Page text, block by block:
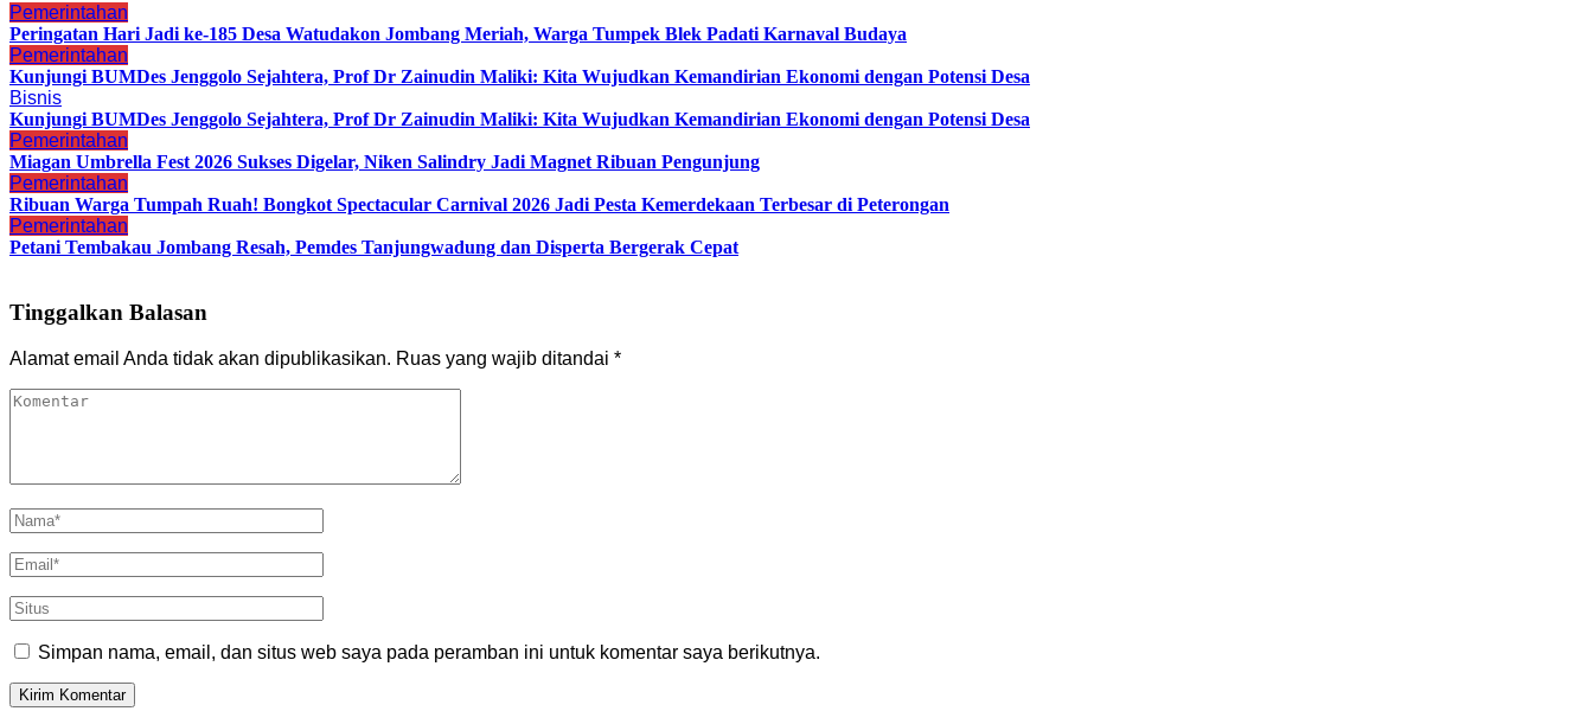
Pemerintahan
Peringatan Hari Jadi ke-185 Desa Watudakon Jombang Meriah, Warga Tumpek Blek Padati Karnaval Budaya
Pemerintahan
Kunjungi BUMDes Jenggolo Sejahtera, Prof Dr Zainudin Maliki: Kita Wujudkan Kemandirian Ekonomi dengan Potensi Desa
Bisnis
Kunjungi BUMDes Jenggolo Sejahtera, Prof Dr Zainudin Maliki: Kita Wujudkan Kemandirian Ekonomi dengan Potensi Desa
Pemerintahan
Miagan Umbrella Fest 2026 Sukses Digelar, Niken Salindry Jadi Magnet Ribuan Pengunjung
Pemerintahan
Ribuan Warga Tumpah Ruah! Bongkot Spectacular Carnival 2026 Jadi Pesta Kemerdekaan Terbesar di Peterongan
Pemerintahan
Petani Tembakau Jombang Resah, Pemdes Tanjungwadung dan Disperta Bergerak Cepat
Tinggalkan Balasan
Alamat email Anda tidak akan dipublikasikan. Ruas yang wajib ditandai *
Simpan nama, email, dan situs web saya pada peramban ini untuk komentar saya berikutnya.